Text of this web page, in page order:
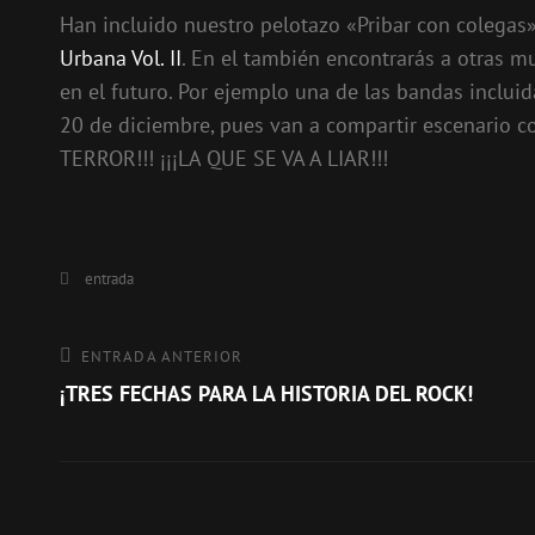
Han incluido nuestro pelotazo «Pribar con
Urbana Vol. II. En el también encontrarás a otras
en el futuro. Por ejemplo una de las bandas
20 de diciembre, pues van a compartir escenario
TERROR!!! ¡¡¡LA QUE SE VA A LIAR!!!
Categorías
entrada
Navegación
de
Entrada
anterior
ENTRADA ANTERIOR
¡TRES FECHAS PARA LA HISTORIA DEL ROCK!